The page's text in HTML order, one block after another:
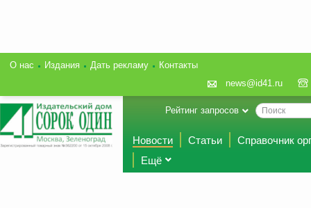
О нас Издания Дать рекламу
Контакты
news@id41.ru
Рейтинг запросов
Новости Статьи
Справочник
Ещё